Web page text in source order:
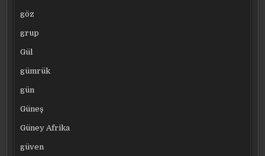
göz
grup
Gül
gümrük
gün
Güneş
Güney Afrika
güven